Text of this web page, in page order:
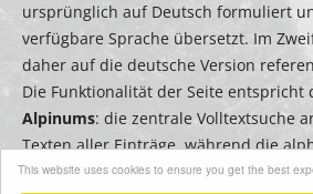
This website uses cookies to ensure you get the best
ursprünglich auf Deutsch formuliert
verfügbare Sprache übersetzt. Im
daher auf die deutsche Version
Die Funktionalität der Seite entspricht
Alpinums: die zentrale Volltextsuche
Texten aller Einträge, während die
Seitenleiste zum Filtern bzw. zur